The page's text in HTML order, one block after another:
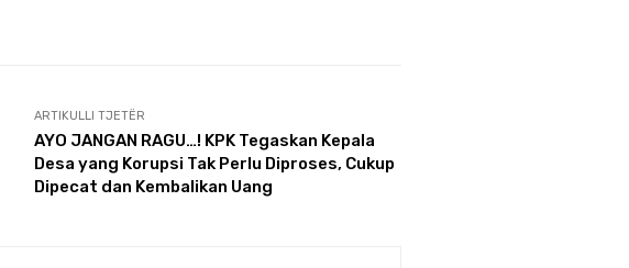
ARTIKULLI TJETËR
AYO JANGAN RAGU…! KPK Tegaskan Kepala
Desa yang Korupsi Tak Perlu Diproses, Cukup
Dipecat dan Kembalikan Uang